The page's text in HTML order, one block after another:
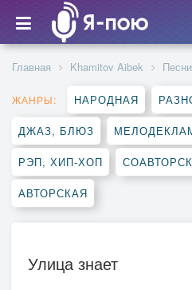
Главная Khamitov Aibek Песни
ЖАНРЫ: НАРОДНАЯ
ДЖАЗ, БЛЮЗ
РЭП, ХИП-ХОП
АВТОРСКАЯ
Улица знает